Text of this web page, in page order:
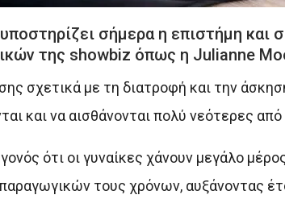
σήμερα η επιστήμη και
της showbiz όπως η Julianne
σχετικά με τη διατροφή και την
και να αισθάνονται πολύ νεότερες από
ότι οι γυναίκες χάνουν μεγάλο
τους χρόνων, αυξάνοντας